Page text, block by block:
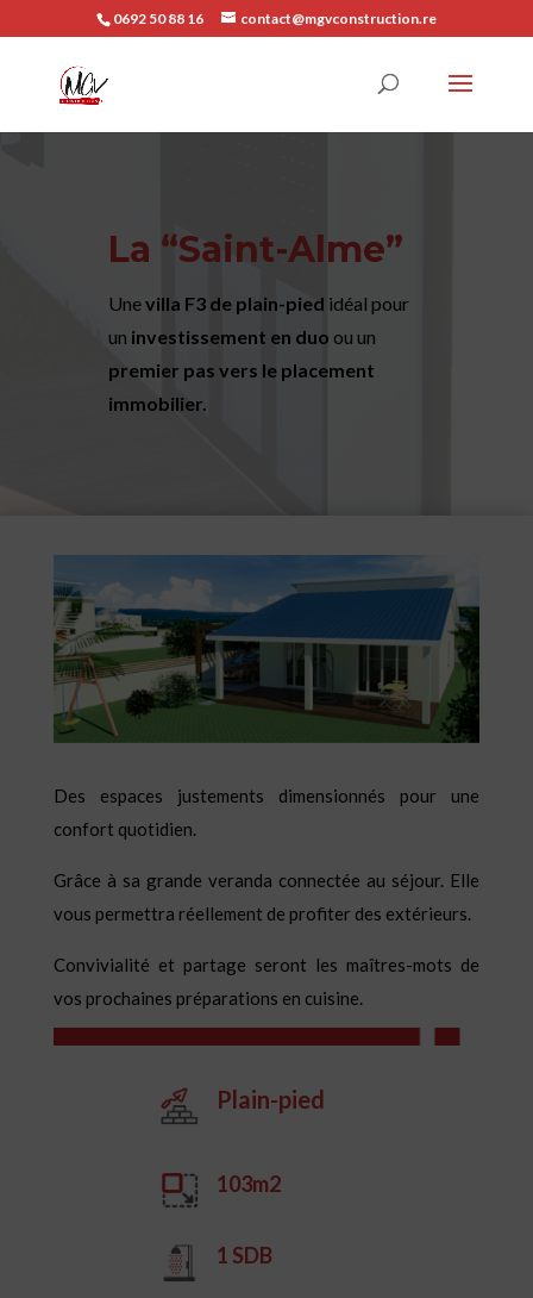
0692 50 88 16 contact@mgvconstruction.re
La “Saint-Alme”
Unevilla F3 de plain-pied idéal pour
un investissement en duo ou un
premier pas vers le placement
immobilier.
Des espaces justements dimensionnés pour une
confort quotidien.
Grâce à sa grande veranda connectée au séjour. Elle
vous permettra réellement de profiter des extérieurs.
Convivialité et partage seront les maîtres-mots de
vos prochaines préparations en cuisine.
Plain-pied
103m2
1 SDB